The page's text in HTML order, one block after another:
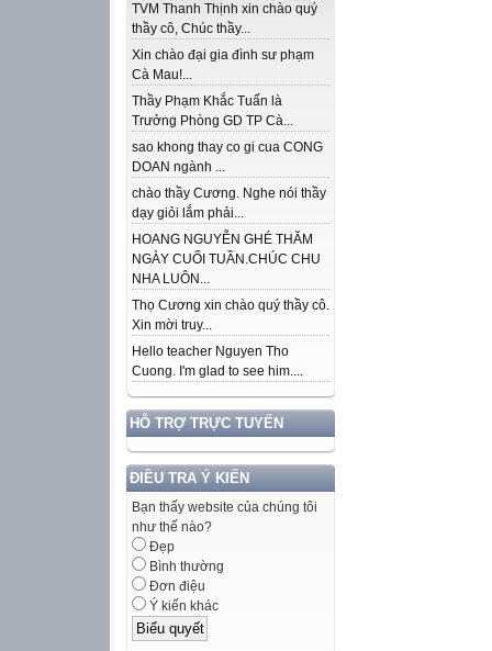
TVM Thanh Thịnh xin chào quý
thầy cô, Chúc thầy...
Xin chào đại gia đình sư phạm
Cà Mau!...
Thầy Phạm Khắc Tuấn là
Trưởng Phòng GD TP Cà...
sao khong thay co gi cua CONG
DOAN ngành ...
chào thầy Cương. Nghe nói thầy
dạy giỏi lắm phải...
HOANG NGUYỄN GHÉ THĂM
NGÀY CUỐI TUẦN.CHÚC CHU
NHA LUÔN...
Thọ Cương xin chào quý thầy cô.
Xin mời truy...
Hello teacher Nguyen Tho
Cuong. I'm glad to see him....
HỖ TRỢ TRỰC TUYẾN
ĐIỀU TRA Ý KIẾN
Bạn thấy website của chúng tôi
như thế nào?
Đẹp
Bình thường
Đơn điệu
Ý kiến khác